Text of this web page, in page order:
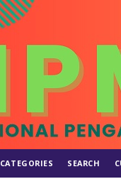
CATEGORIES SEARCH